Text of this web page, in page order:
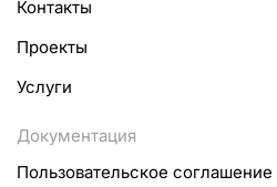
Контакты
Проекты
Услуги
Документация
Пользовательское соглашение